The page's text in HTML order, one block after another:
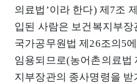
의료법’이라 한다) 제7조
입된 사람은 보건복지부장
국가공무원법 제26조의5
임용되므로(농어촌의료법
지부장관의 종사명령을